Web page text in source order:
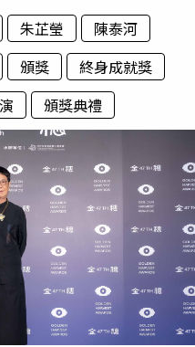
朱芷瑩
陳泰河
頒獎
終身成就獎
頒獎典禮